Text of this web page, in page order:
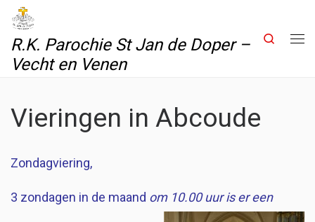
Skip to content
R.K. Parochie St Jan de Doper –
Vecht en Venen
Search
Vieringen in Abcoude
Zondagviering,
3 zondagen in de maand om 10.00 uur is er een